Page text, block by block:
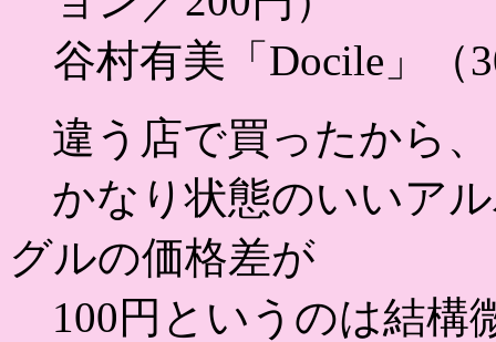
谷村有美「Docile」（
違う店で買ったから
かなり状態のいいア
グルの価格差が
100円というのは結構